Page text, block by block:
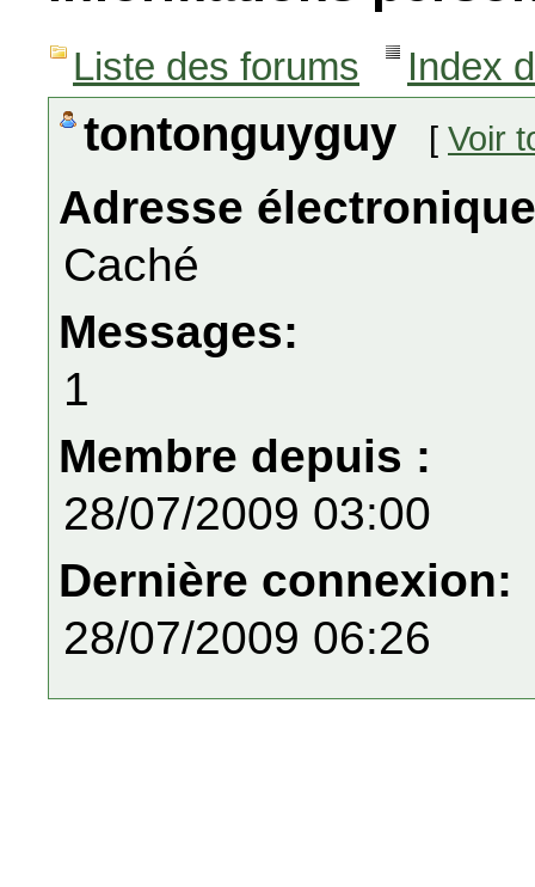
Liste des forums Index
tontonguyguy [ Voir
Adresse
Caché
Messages:
1
Membre depuis :
28/07/2009 03:00
Dernière connexion:
28/07/2009 06:26